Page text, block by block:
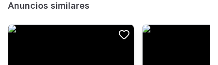
Anuncios similares